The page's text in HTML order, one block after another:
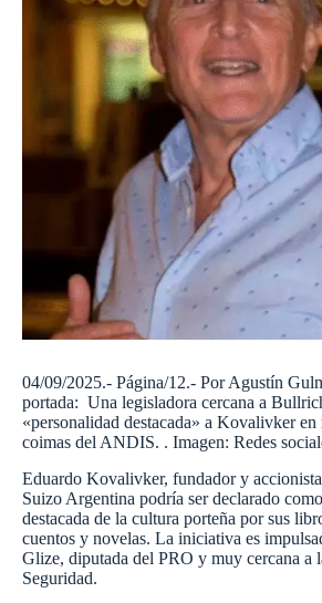
04/09/2025.- Página/12.- PorAgustín
portada: Una legisladora cercana a
«personalidad destacada» a Kovalivker en
coimas del ANDIS. . Imagen: Redes
Eduardo Kovalivker, fundador y
Suizo Argentina podría ser declarado
destacada de la cultura porteña por sus
cuentos y novelas. La iniciativa es
Glize, diputada del PRO y muy cercana a
Seguridad.